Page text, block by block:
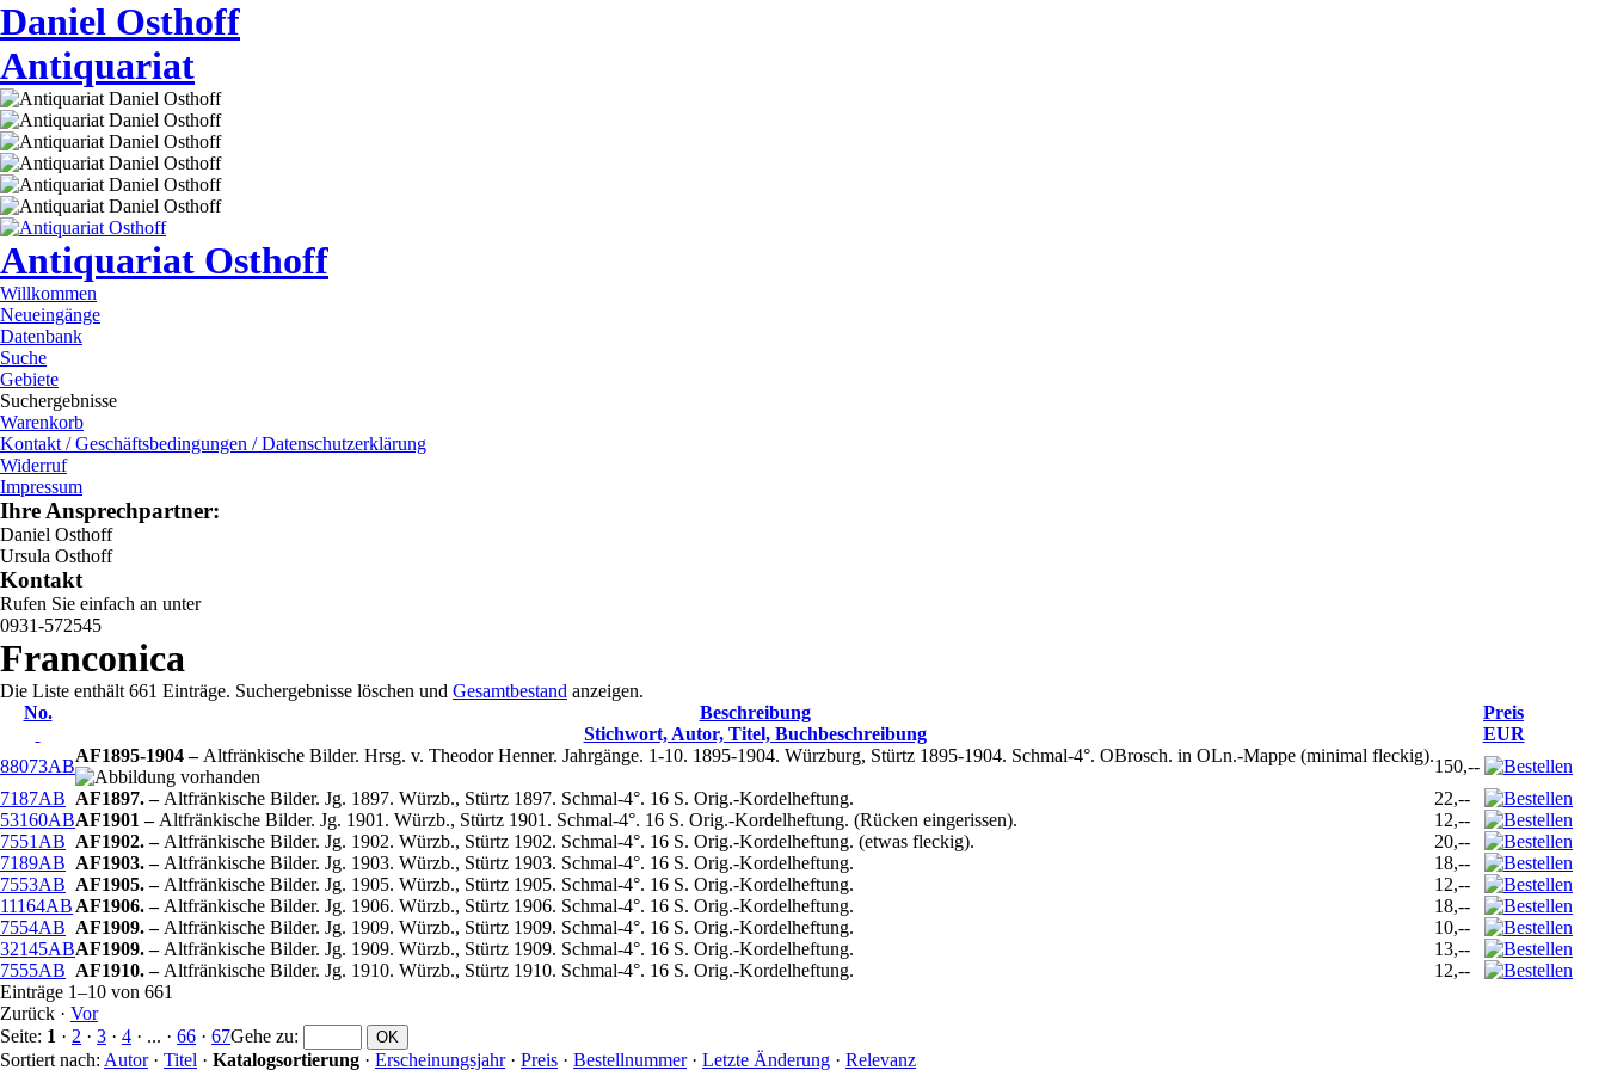
Daniel Osthoff
Antiquariat
Antiquariat Osthoff
Willkommen
Neueingänge
Datenbank
Suche
Gebiete
Suchergebnisse
Warenkorb
Kontakt / Geschäftsbedingungen / Datenschutzerklärung
Widerruf
Impressum
Ihre Ansprechpartner:
Daniel Osthoff
Ursula Osthoff
Kontakt
Rufen Sie einfach an unter
0931-572545
Franconica
Die Liste enthält 661 Einträge. Suchergebnisse löschen und Gesamtbestand anzeigen.
No.
Beschreibung
Stichwort, Autor, Titel, Buchbeschreibung
Preis
EUR
88073AB
AF1895-1904 – Altfränkische Bilder. Hrsg. v. Theodor Henner. Jahrgänge. 1-10. 1895-1904. Würzburg, Stürtz 1895-1904. Schmal-4°. OBrosch. in OLn.-Mappe (minimal fleckig).
150,--
7187AB AF1897. – Altfränkische Bilder. Jg. 1897. Würzb., Stürtz 1897. Schmal-4°. 16 S. Orig.-Kordelheftung.
22,--
53160ABAF1901 – Altfränkische Bilder. Jg. 1901. Würzb., Stürtz 1901. Schmal-4°. 16 S. Orig.-Kordelheftung. (Rücken eingerissen).
12,--
7551AB AF1902. – Altfränkische Bilder. Jg. 1902. Würzb., Stürtz 1902. Schmal-4°. 16 S. Orig.-Kordelheftung. (etwas fleckig).
20,--
7189AB AF1903. – Altfränkische Bilder. Jg. 1903. Würzb., Stürtz 1903. Schmal-4°. 16 S. Orig.-Kordelheftung.
18,--
7553AB AF1905. – Altfränkische Bilder. Jg. 1905. Würzb., Stürtz 1905. Schmal-4°. 16 S. Orig.-Kordelheftung.
12,--
11164AB AF1906. – Altfränkische Bilder. Jg. 1906. Würzb., Stürtz 1906. Schmal-4°. 16 S. Orig.-Kordelheftung.
18,--
7554AB AF1909. – Altfränkische Bilder. Jg. 1909. Würzb., Stürtz 1909. Schmal-4°. 16 S. Orig.-Kordelheftung.
10,--
32145ABAF1909. – Altfränkische Bilder. Jg. 1909. Würzb., Stürtz 1909. Schmal-4°. 16 S. Orig.-Kordelheftung.
13,--
7555AB AF1910. – Altfränkische Bilder. Jg. 1910. Würzb., Stürtz 1910. Schmal-4°. 16 S. Orig.-Kordelheftung.
12,--
Einträge 1–10 von 661
Zurück · Vor
Seite: 1 · 2 · 3 · 4 · ... · 66 · 67Gehe zu:
Sortiert nach: Autor· Titel · Katalogsortierung · Erscheinungsjahr· Preis · Bestellnummer· Letzte Änderung · Relevanz